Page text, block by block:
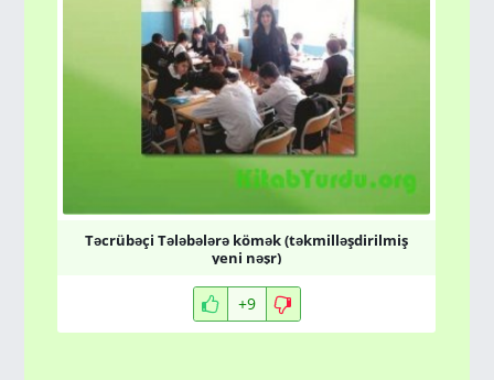
Təcrübəçi Tələbələrə kömək (təkmilləşdirilmiş
yeni nəşr)
+9